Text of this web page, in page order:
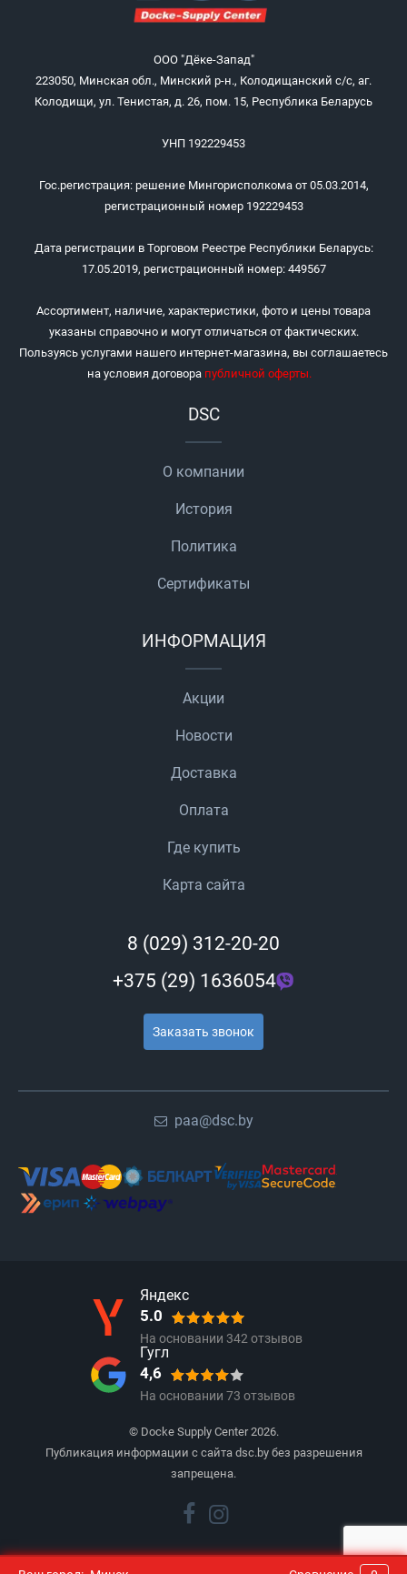
ООО "Дёке-Запад"
223050, Минская обл., Минский р-н., Колодищанский с/с, аг.
Колодищи, ул. Тенистая, д. 26, пом. 15, Республика Беларусь
УНП 192229453
Гос.регистрация: решение Мингорисполкома от 05.03.2014,
регистрационный номер 192229453
Дата регистрации в Торговом Реестре Республики Беларусь:
17.05.2019, регистрационный номер: 449567
Ассортимент, наличие, характеристики, фото и цены товара
указаны справочно и могут отличаться от фактических.
Пользуясь услугами нашего интернет-магазина, вы соглашаетесь
на условия договора публичной оферты.
DSC
О компании
История
Политика
Сертификаты
ИНФОРМАЦИЯ
Акции
Новости
Доставка
Оплата
Где купить
Карта сайта
8 (029) 312-20-20
+375 (29) 1636054
Заказать звонок
paa@dsc.by
Яндекс
5.0
На основании 342отзывов
Гугл
4,6
На основании 73 отзывов
© Docke Supply Center 2026.
Публикация информации с сайта dsc.by без разрешения
запрещена.